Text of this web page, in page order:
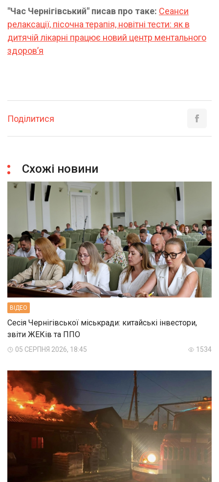
"Час Чернігівський" писав про таке: Сеанси
релаксації, пісочна терапія, новітні тести: як в
дитячій лікарні працює новий центр ментального
здоров’я
Поділитися
Схожі новини
ВIДЕО
Сесія Чернігівської міськради: китайські інвестори,
звіти ЖЕКів та ППО
05 СЕРПНЯ 2026, 18:45 1534